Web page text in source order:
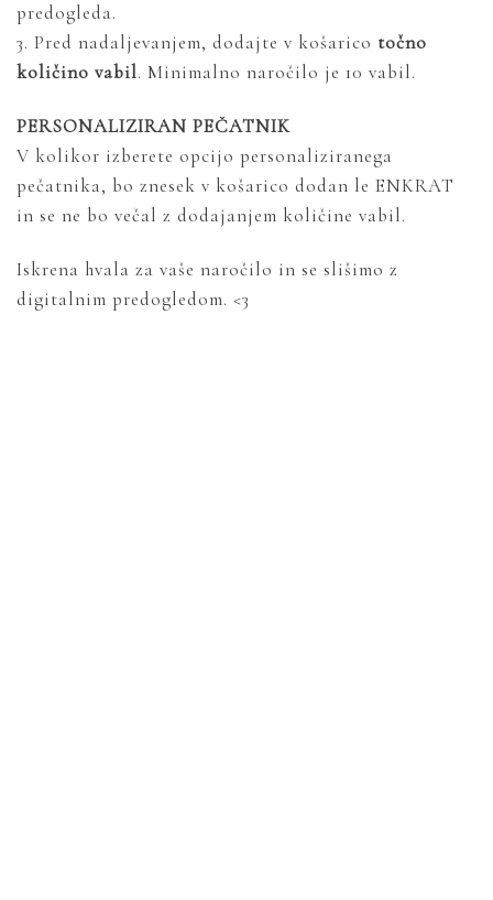
predogleda.
3. Pred nadaljevanjem, dodajte v košarico točno
količino vabil. Minimalno naročilo je 10 vabil.
PERSONALIZIRAN PEČATNIK
V kolikor izberete opcijo personaliziranega
pečatnika, bo znesek v košarico dodan le ENKRAT
in se ne bo večal z dodajanjem količine vabil.
Iskrena hvala za vaše naročilo in se slišimo z
digitalnim predogledom. <3